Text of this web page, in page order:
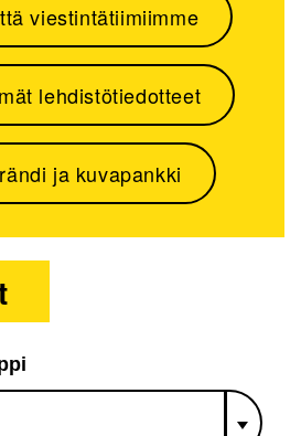
viestintätiimiimme
lehdistötiedotteet
ja kuvapankki